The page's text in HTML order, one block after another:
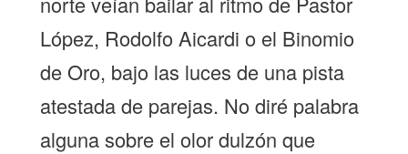
López, Rodolfo Aicardi o el Binomio
de Oro, bajo las luces de una pista
atestada de parejas. No diré palabra
alguna sobre el olor dulzón que